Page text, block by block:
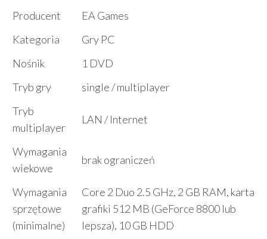
Producent
EA Games
Kategoria
Gry PC
Nośnik
1 DVD
Tryb gry
single / multiplayer
Tryb
multiplayer
LAN / Internet
Wymagania
wiekowe
brak ograniczeń
Wymagania
sprzętowe
(minimalne)
Core 2 Duo 2.5 GHz, 2 GB RAM, karta
grafiki 512 MB (GeForce 8800 lub
lepsza), 10 GB HDD